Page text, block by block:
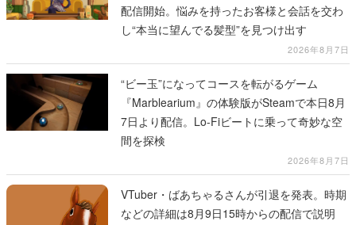
配信開始。悩みを持ったお客様と会話を交わ
し“本当に望んでる髪型”を見つけ出す
2026年8月7日
“ビー玉”になってコースを転がるゲーム
『Marblearium』の体験版がSteamで本日8月
7日より配信。Lo-Fiビートに乗って奇妙な空
間を探検
2026年8月7日
VTuber・ばあちゃるさんが引退を発表。時期
などの詳細は8月9日15時からの配信で説明